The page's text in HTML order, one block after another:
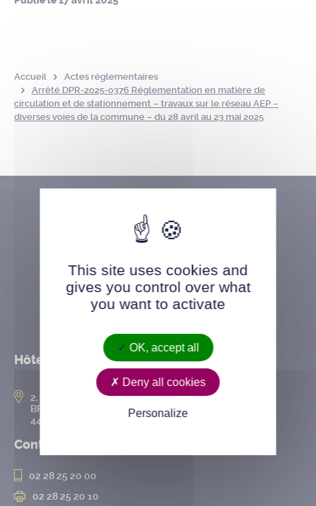
Accueil
Actes réglementaires
Arrêté DPR-2025-0376 Réglementation en matière de
circulation et de stationnement – travaux sur le réseau AEP –
diverses voies de la commune – du 28 avril au 23 mai 2025
Hôtel de ville
2, rue de l’Hôtel-de-Ville
BP 50167
44802 Saint-Herblain cedex
Contact
02 28 25 20 00
02 28 25 20 10
This site uses cookies and
gives you control over what
you want to activate
OK, accept all
Deny all cookies
Personalize